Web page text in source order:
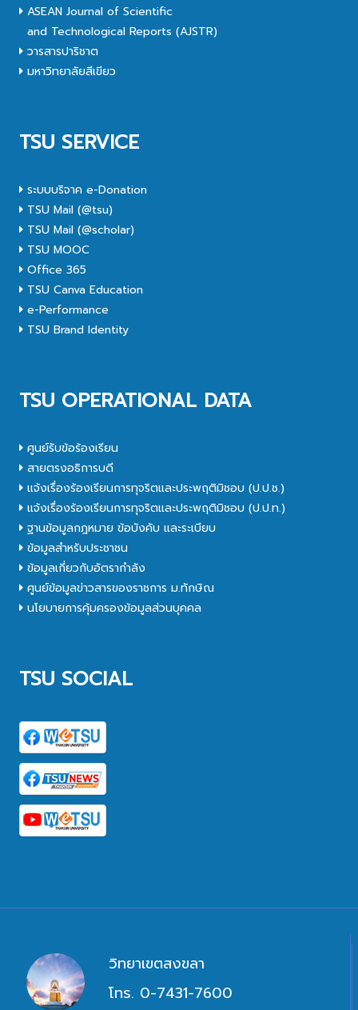
ASEAN Journal of Scientific
and Technological Reports (AJSTR)
วารสารปาริชาต
มหาวิทยาลัยสีเขียว
TSU SERVICE
ระบบบริจาค e-Donation
TSU Mail (@tsu)
TSU Mail (@scholar)
TSU MOOC
Office 365
TSU Canva Education
e-Performance
TSU Brand Identity
TSU OPERATIONAL DATA
ศูนย์รับข้อร้องเรียน
สายตรงอธิการบดี
แจ้งเรื่องร้องเรียนการทุจริตและประพฤติมิชอบ (ป.ป.ช.)
แจ้งเรื่องร้องเรียนการทุจริตและประพฤติมิชอบ (ป.ป.ท.)
ฐานข้อมูลกฎหมาย ข้อบังคับ และระเบียบ
ข้อมูลสำหรับประชาชน
ข้อมูลเกี่ยวกับอัตรากำลัง
ศูนย์ข้อมูลข่าวสารของราชการ ม.ทักษิณ
นโยบายการคุ้มครองข้อมูลส่วนบุคคล
TSU SOCIAL
วิทยาเขตสงขลา
โทร. 0-7431-7600